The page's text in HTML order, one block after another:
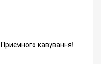
кавування!